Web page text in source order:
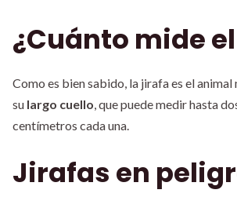
¿Cuánto mide
Como es bien sabido, la jirafa es el
su largo cuello , que puede medir hasta
centímetros cada una.
Jirafas en